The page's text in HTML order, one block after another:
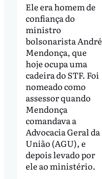
Ele era homem de
confiança do
ministro
bolsonarista André
Mendonça, que
hoje ocupa uma
cadeira do STF. Foi
nomeado como
assessor quando
Mendonça
comandava a
Advocacia Geral da
União (AGU), e
depois levado por
ele ao ministério.